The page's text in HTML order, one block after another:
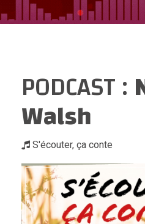
PODCAST :
Walsh
S'écouter, ça conte